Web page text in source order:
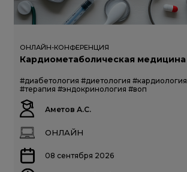
ОНЛАЙН-КОНФЕРЕНЦИЯ
Кардиометаболическая медицина
#диабетология #диетология #кардиология
#терапия #эндокринология #воп
Аметов А.С.
ОНЛАЙН
08 сентября 2026